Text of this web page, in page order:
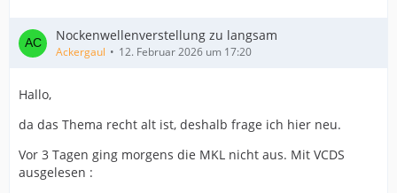
Nockenwellenverstellung zu langsam
Ackergaul 12. Februar 2026 um 17:20
Hallo,
da das Thema recht alt ist, deshalb frage ich hier neu.
Vor 3 Tagen ging morgens die MKL nicht aus. Mit VCDS
ausgelesen :